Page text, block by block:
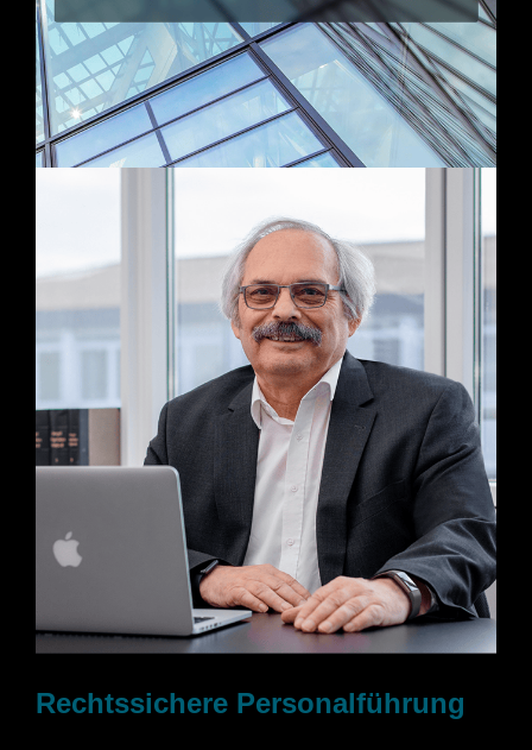
Rechtssichere Personalführung